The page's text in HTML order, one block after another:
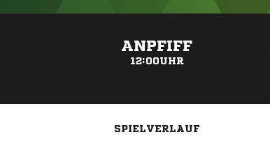
ANPFIFF
12:00UHR
SPIELVERLAUF